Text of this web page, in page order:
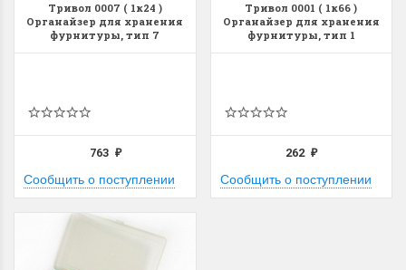
Тривол 0007 ( 1к24 )
Органайзер для хранения
фурнитуры, тип 7
763 ₽
Сообщить о поступлении
Тривол 0001 ( 1к66 )
Органайзер для хранения
фурнитуры, тип 1
262₽
Сообщить о поступлении